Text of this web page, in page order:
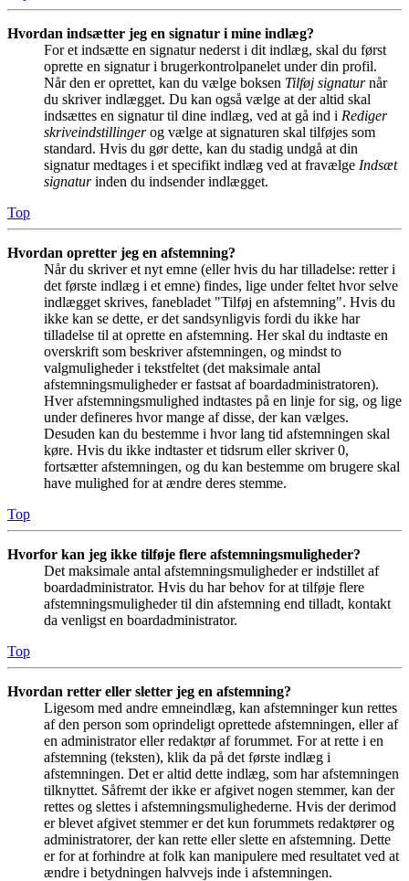
Hvordan indsætter jeg en signatur i mine indlæg?
For et indsætte en signatur nederst i dit indlæg, skal du først
oprette en signatur i brugerkontrolpanelet under din profil.
Når den er oprettet, kan du vælge boksen Tilføj signaturnår
du skriver indlægget. Du kan også vælge at der altid skal
indsættes en signatur til dine indlæg, ved at gå ind i Rediger
skriveindstillingerog vælge at signaturen skal tilføjes som
standard. Hvis du gør dette, kan du stadig undgå at din
signatur medtages i et specifikt indlæg ved at fravælge Indsæt
signaturinden du indsender indlægget.
Top
Hvordan opretter jeg en afstemning?
Når du skriver et nyt emne (eller hvis du har tilladelse: retter i
det første indlæg i et emne) findes, lige under feltet hvor selve
indlægget skrives, fanebladet "Tilføj en afstemning". Hvis du
ikke kan se dette, er det sandsynligvis fordi du ikke har
tilladelse til at oprette en afstemning. Her skal du indtaste en
overskrift som beskriver afstemningen, og mindst to
valgmuligheder i tekstfeltet (det maksimale antal
afstemningsmuligheder er fastsat af boardadministratoren).
Hver afstemningsmulighed indtastes på en linje for sig, og lige
under defineres hvor mange af disse, der kan vælges.
Desuden kan du bestemme i hvor lang tid afstemningen skal
køre. Hvis du ikke indtaster et tidsrum eller skriver 0,
fortsætter afstemningen, og du kan bestemme om brugere skal
have mulighed for at ændre deres stemme.
Top
Hvorfor kan jeg ikke tilføje flere afstemningsmuligheder?
Det maksimale antal afstemningsmuligheder er indstillet af
boardadministrator. Hvis du har behov for at tilføje flere
afstemningsmuligheder til din afstemning end tilladt, kontakt
da venligst en boardadministrator.
Top
Hvordan retter eller sletter jeg en afstemning?
Ligesom med andre emneindlæg, kan afstemninger kun rettes
af den person som oprindeligt oprettede afstemningen, eller af
en administrator eller redaktør af forummet. For at rette i en
afstemning (teksten), klik da på det første indlæg i
afstemningen. Det er altid dette indlæg, som har afstemningen
tilknyttet. Såfremt der ikke er afgivet nogen stemmer, kan der
rettes og slettes i afstemningsmulighederne. Hvis der derimod
er blevet afgivet stemmer er det kun forummets redaktører og
administratorer, der kan rette eller slette en afstemning. Dette
er for at forhindre at folk kan manipulere med resultatet ved at
ændre i betydningen halvvejs inde i afstemningen.